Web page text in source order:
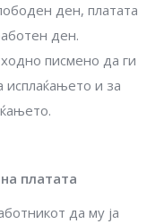
ден, платата
ден.
писмено да ги
исплаќањето и за
платата
да му ја